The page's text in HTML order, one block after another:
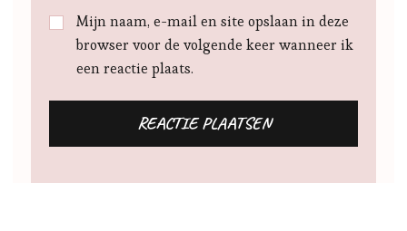
Mijn naam, e-mail en site opslaan in deze
browser voor de volgende keer wanneer ik
een reactie plaats.